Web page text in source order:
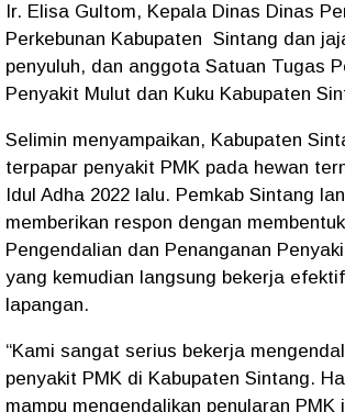
Ir. Elisa Gultom, Kepala Dinas Dinas
Perkebunan Kabupaten Sintang dan
penyuluh, dan anggota Satuan Tugas
Penyakit Mulut dan Kuku Kabupaten
Selimin menyampaikan, Kabupaten
terpapar penyakit PMK pada hewan
Idul Adha 2022 lalu. Pemkab Sintang
memberikan respon dengan
Pengendalian dan Penanganan
yang kemudian langsung bekerja
lapangan.
“Kami sangat serius bekerja
penyakit PMK di Kabupaten Sintang.
mampu mengendalikan penularan PMK